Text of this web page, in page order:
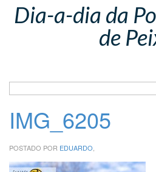
Dia-a-dia da
de
IMG_6205
POSTADO POR EDUARDO,